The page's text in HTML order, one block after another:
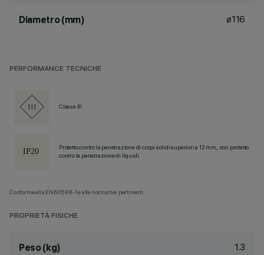
Diametro (mm) ø116
PERFORMANCE TECNICHE
Classe III
Protetto contro la penetrazione di corpi solidi superiori a 12 mm, non protetto
contro la penetrazione di liquidi.
Conforme alla EN60598-1 e alle normative pertinenti.
PROPRIETÀ FISICHE
Peso (kg) 1.3